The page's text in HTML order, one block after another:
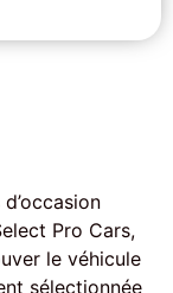
Pro Cars,
le véhicule
sélectionnée